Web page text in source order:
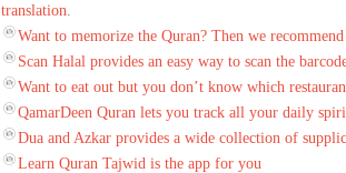
translation.
Want to memorize the Quran? Then we
Scan Halal provides an easy way to scan the
Want to eat out but you don’t know which
QamarDeen Quran lets you track all your daily
Dua and Azkar provides a wide collection of
Learn Quran Tajwid is the app for you